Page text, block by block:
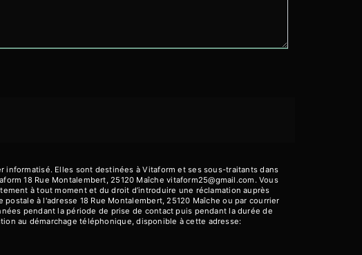
Elles sont destinées à Vitaform et ses sous-traitants dans
18 Rue Montalembert, 25120 Maîche vitaform25@gmail.com. Vous
à tout moment et du droit d’introduire une réclamation auprès
à l'adresse 18 Rue Montalembert, 25120 Maîche ou par courrier
pendant la période de prise de contact puis pendant la durée de
au démarchage téléphonique, disponible à cette adresse: